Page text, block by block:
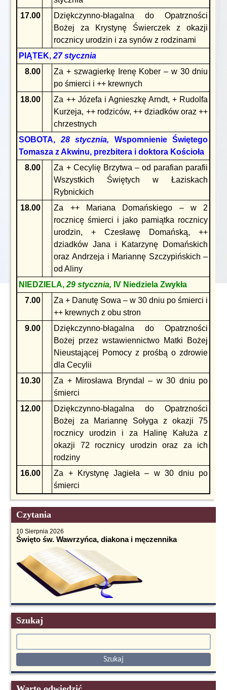
17.00
Dziękczynno-błagalna do Opatrzności
Bożej za Krystynę Świerczek z okazji
rocznicy urodzin i za synów z rodzinami
PIĄTEK,27 stycznia
8.00
Za + szwagierkę Irenę Kober – w 30 dniu
po śmierci i ++ krewnych
18.00
Za ++ Józefa i Agnieszkę Arndt, + Rudolfa
Kurzeja, ++ rodziców, ++ dziadków oraz ++
chrzestnych
SOBOTA, 28 stycznia, Wspomnienie Świętego
Tomasza z Akwinu, prezbitera i doktora Kościoła
8.00
Za + Cecylię Brzytwa – od parafian parafii
Wszystkich Świętych w Łaziskach
Rybnickich
18.00
Za ++ Mariana Domańskiego – w 2
rocznicę śmierci i jako pamiątka rocznicy
urodzin, + Czesławę Domańską, ++
dziadków Jana i Katarzynę Domańskich
oraz Andrzeja i Mariannę Szczypińskich –
od Aliny
NIEDZIELA,29 stycznia, IV Niedziela Zwykła
7.00
Za + Danutę Sowa – w 30 dniu po śmierci i
++ krewnych z obu stron
9.00
Dziękczynno-błagalna do Opatrzności
Bożej przez wstawiennictwo Matki Bożej
Nieustającej Pomocy z prośbą o zdrowie
dla Cecylii
10.30
Za + Mirosława Bryndal – w 30 dniu po
śmierci
12.00
Dziękczynno-błagalna do Opatrzności
Bożej za Mariannę Sołyga z okazji 75
rocznicy urodzin i za Halinę Kałuża z
okazji 72 rocznicy urodzin oraz za ich
rodziny
16.00
Za + Krystynę Jagieła – w 30 dniu po
śmierci
Czytania
10 Sierpnia 2026
Święto św. Wawrzyńca, diakona i męczennika
Szukaj